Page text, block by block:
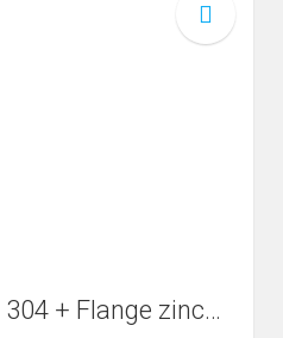
Tubazioni in AISI 304 + Flange zincate corrose: caso e soluzione